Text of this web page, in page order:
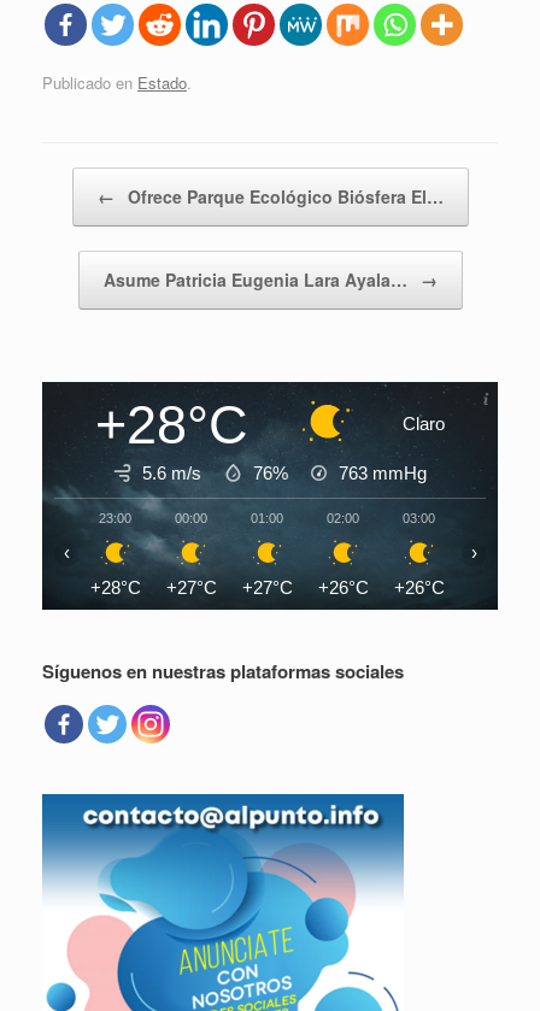
Publicado en Estado.
← Ofrece Parque Ecológico Biósfera El…
Asume Patricia Eugenia Lara Ayala… →
+28°C Claro
5.6 m/s 76% 763 mmHg
23:00
+28°C
00:00
+27°C
01:00
+27°C
02:00
+26°C
03:00
+26°C
‹ ›
Síguenos en nuestras plataformas sociales